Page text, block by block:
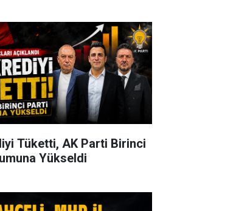
Tüketti, AK Parti Birinci
Yükseldi